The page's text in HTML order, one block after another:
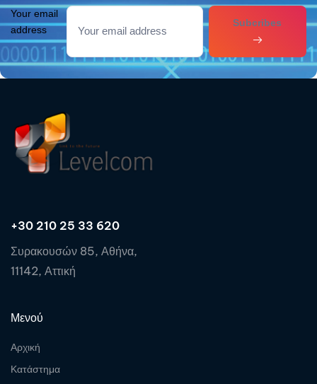
Your email
address
Subcribes
+30 210 25 33 620
Συρακουσών 85, Αθήνα,
11142, Αττική
Μενού
Αρχική
Κατάστημα